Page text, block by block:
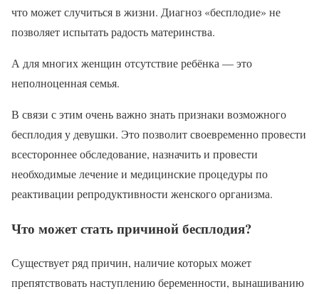
что может случиться в жизни. Диагноз «бесплодие» не
позволяет испытать радость материнства.
А для многих женщин отсутствие ребёнка — это
неполноценная семья.
В связи с этим очень важно знать признаки возможного
бесплодия у девушки. Это позволит своевременно провести
всестороннее обследование, назначить и провести
необходимые лечение и медицинские процедуры по
реактивации репродуктивности женского организма.
Что может стать причиной бесплодия?
Существует ряд причин, наличие которых может
препятствовать наступлению беременности, вынашиванию